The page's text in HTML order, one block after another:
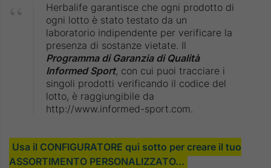
Herbalife garantisce che ogni prodotto di
ogni lotto è stato testato da un
laboratorio indipendente per verificare la
presenza di sostanze vietate. Il
Programma di Garanzia di Qualità
Informed Sport, con cui puoi tracciare i
singoli prodotti verificando il codice del
lotto, è raggiungibile da
http://www.informed-sport.com.
Usa il CONFIGURATORE qui sotto per creare il tuo
ASSORTIMENTO PERSONALIZZATO…